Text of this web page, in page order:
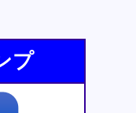
プ